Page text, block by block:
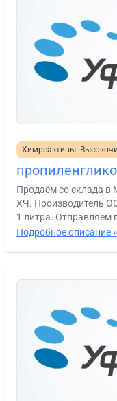
Химреактивы.
Продаём со склада в
ХЧ. Производитель
1 литра. Отправляем
Подробное описание »